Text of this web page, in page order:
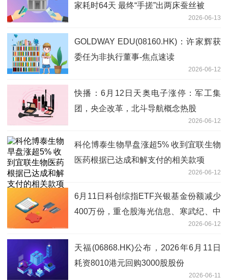
家耗时64天 最终“手搓”出两床蚕丝被
2026-06-13
GOLDWAY EDU(08160.HK)：许家辉获
委任为非执行董事-焦点速读
2026-06-12
快播：6月12日天奥电子涨停：军工集
团，央企改革，北斗导航概念热股
2026-06-12
科伦博泰生物早盘涨超5% 收到宜联生物
医药根据已达成和解支付的相关款项
2026-06-12
6月11日科创综指ETF兴银基金份额减少
400万份，重仓股海光信息、寒武纪、中
2026-06-12
天福(06868.HK)公布，2026年6月11日
耗资8010港元回购3000股股份
2026-06-11